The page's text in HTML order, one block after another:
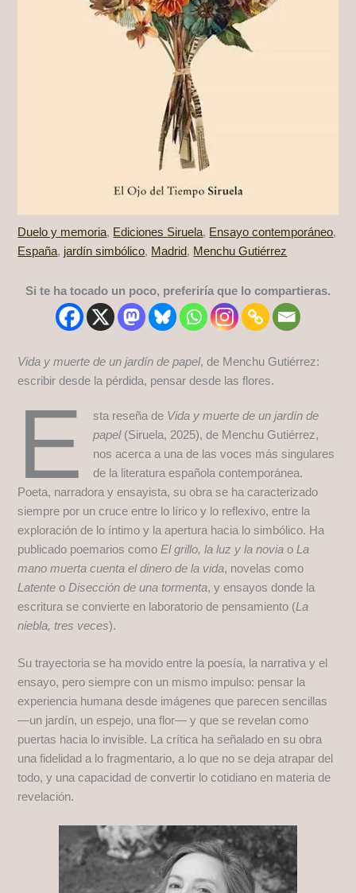
Duelo y memoria, Ediciones Siruela, Ensayo contemporáneo,
España, jardín simbólico, Madrid, Menchu Gutiérrez
Si te ha tocado un poco, preferiría que lo compartieras.
Vida y muerte de un jardín de papel, de Menchu Gutiérrez:
escribir desde la pérdida, pensar desde las flores.
E sta reseña de Vida y muerte de un jardín de
papel(Siruela, 2025), de Menchu Gutiérrez,
nos acerca a una de las voces más singulares
de la literatura española contemporánea.
Poeta, narradora y ensayista, su obra se ha caracterizado
siempre por un cruce entre lo lírico y lo reflexivo, entre la
exploración de lo íntimo y la apertura hacia lo simbólico. Ha
publicado poemarios comoEl grillo, la luz y la novia oLa
mano muerta cuenta el dinero de la vida, novelas como
Latente oDisección de una tormenta, y ensayos donde la
escritura se convierte en laboratorio de pensamiento (La
niebla, tres veces).
Su trayectoria se ha movido entre la poesía, la narrativa y el
ensayo, pero siempre con un mismo impulso: pensar la
experiencia humana desde imágenes que parecen sencillas
—un jardín, un espejo, una flor— y que se revelan como
puertas hacia lo invisible. La crítica ha señalado en su obra
una fidelidad a lo fragmentario, a lo que no se deja atrapar del
todo, y una capacidad de convertir lo cotidiano en materia de
revelación.